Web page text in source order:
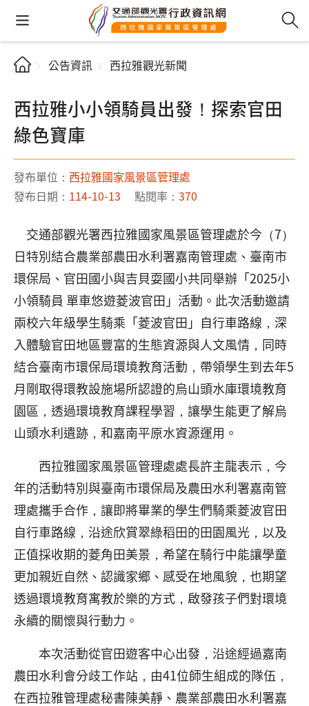
公告資訊 西拉雅觀光新聞
西拉雅小小領騎員出發！探索官田
綠色寶庫
發布單位： 西拉雅國家風景區管理處
發布日期： 114-10-13 點閱率： 370
交通部觀光署西拉雅國家風景區管理處於今（7）
日特別結合農業部農田水利署嘉南管理處、臺南市
環保局、官田國小與吉貝耍國小共同舉辦「2025小
小領騎員 單車悠遊菱波官田」活動。此次活動邀請
兩校六年級學生騎乘「菱波官田」自行車路線，深
入體驗官田地區豐富的生態資源與人文風情，同時
結合臺南市環保局環境教育活動，帶領學生到去年5
月剛取得環教設施場所認證的烏山頭水庫環境教育
園區，透過環境教育課程學習，讓學生能更了解烏
山頭水利遺跡，和嘉南平原水資源運用。
西拉雅國家風景區管理處處長許主龍表示，今
年的活動特別與臺南市環保局及農田水利署嘉南管
理處攜手合作，讓即將畢業的學生們騎乘菱波官田
自行車路線，沿途欣賞翠綠稻田的田園風光，以及
正值採收期的菱角田美景，希望在騎行中能讓學童
更加親近自然、認識家鄉、感受在地風貌，也期望
透過環境教育寓教於樂的方式，啟發孩子們對環境
永續的關懷與行動力。
本次活動從官田遊客中心出發，沿途經過嘉南
農田水利會分歧工作站，由41位師生組成的隊伍，
在西拉雅管理處秘書陳美靜、農業部農田水利署嘉